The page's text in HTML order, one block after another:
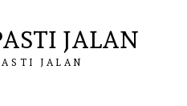
JALAN
JALAN